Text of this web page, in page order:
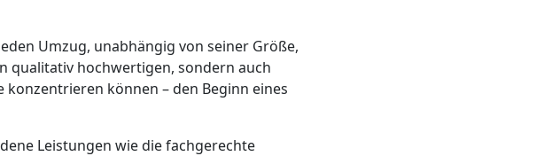
Umzug, unabhängig von seiner Größe,
qualitativ hochwertigen, sondern auch
können – den Beginn eines
Leistungen wie die fachgerechte